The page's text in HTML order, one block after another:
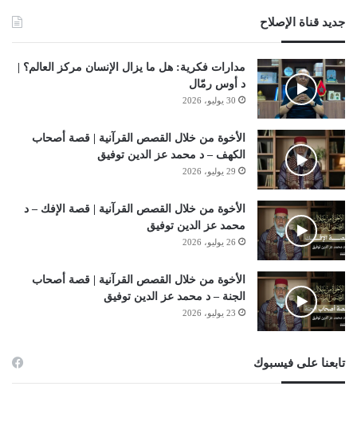
جديد قناة الإصلاح
مدارات فكرية: هل ما يزال الإنسان مركز العالم؟ |
د أوس رمّال
30 يوليو، 2026
الأخوة من خلال القصص القرآنية | قصة أصحاب
الكهف – د محمد عز الدين توفيق
29 يوليو، 2026
الأخوة من خلال القصص القرآنية | قصة الإفك – د
محمد عز الدين توفيق
26 يوليو، 2026
الأخوة من خلال القصص القرآنية | قصة أصحاب
الجنة – د محمد عز الدين توفيق
23 يوليو، 2026
تابعنا على فيسبوك